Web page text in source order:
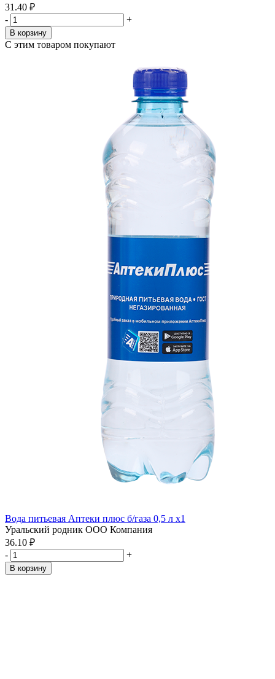
31.40 ₽
-
+
В корзину
С этим товаром покупают
Вода питьевая Аптеки плюс б/газа 0,5 л x1
Уральский родник ООО Компания
36.10 ₽
-
+
В корзину